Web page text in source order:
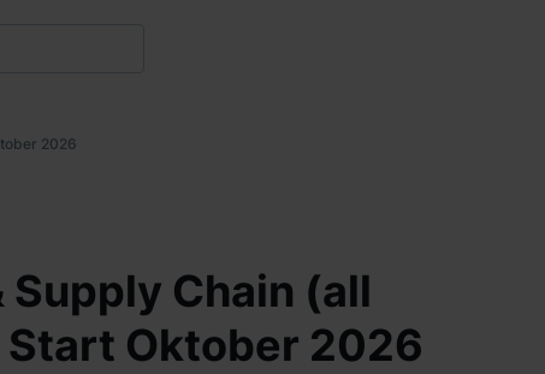
2026
Chain (all
Oktober 2026